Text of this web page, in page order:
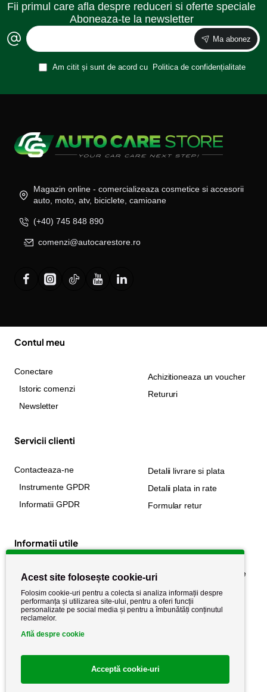
Fii primul care afla despre reduceri si oferte speciale
Aboneaza-te la newsletter
Ma abonez
Am citit și sunt de acord cu Politica de confidențialitate
Magazin online - comercializeaza cosmetice si accesorii
auto, moto, atv, biciclete, camioane
(+40) 745 848 890
comenzi@autocarestore.ro
Contul meu
Conectare
Istoric comenzi
Newsletter
Achizitioneaza un voucher
Retururi
Servicii clienti
Contacteaza-ne
Instrumente GPDR
Informatii GPDR
Detalii livrare si plata
Detalii plata in rate
Formular retur
Informatii utile
Despre noi
Stiri si noutati
Politica de cookie
Politica de confidențialitate
Politica de retur
Termeni si conditii
Acest site folosește cookie-uri
Folosim cookie-uri pentru a colecta si analiza informații despre
performanța și utilizarea site-ului, pentru a oferi funcții
personalizate pe social media și pentru a îmbunătăți conținutul
reclamelor.
Află despre cookie
Acceptă cookie-uri